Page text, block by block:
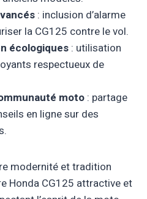
: inclusion d’alarme
la CG125 contre le vol.
écologiques : utilisation
respectueux de
moto : partage
en ligne sur des
modernité et tradition
Honda CG125 attractive et